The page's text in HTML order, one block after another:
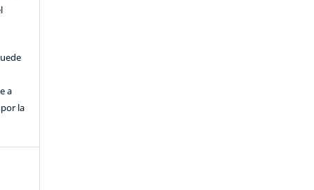
a
la